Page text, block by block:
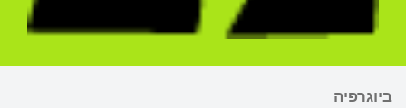
ביוגרפיה